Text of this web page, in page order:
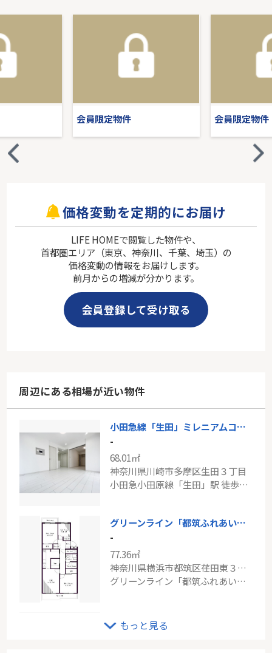
会員限定物件 会員限定物件
価格変動を定期的にお届け
LIFE HOMEで閲覧した物件や、
首都圏エリア（東京、神奈川、千葉、埼玉）の
価格変動の情報をお届けします。
前月からの増減が分かります。
会員登録して受け取る
周辺にある相場が近い物件
小田急線「生田」ミレニアムコート向ヶ丘遊園
-
68.01㎡
神奈川県川崎市多摩区生田３丁目
小田急小田原線「生田」駅 徒歩16分
グリーンライン「都筑ふれあいの丘」けやきが丘住宅1-1号棟
-
77.36㎡
神奈川県横浜市都筑区荏田東３丁目
グリーンライン「都筑ふれあいの丘」駅 徒歩15分
ディナ・スカーラ百合ヶ丘
-
もっと見る